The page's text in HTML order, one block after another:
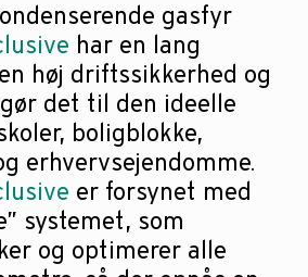
gasfyr
har en lang
høj driftssikkerhed og
det til den ideelle
boligblokke,
erhvervsejendomme.
er forsynet med
systemet, som
og optimerer alle